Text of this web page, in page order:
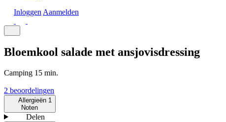
Inloggen Aanmelden
Bloemkool salade met ansjovisdressing
Camping 15 min.
2 beoordelingen
Allergieën 1
Noten
Delen